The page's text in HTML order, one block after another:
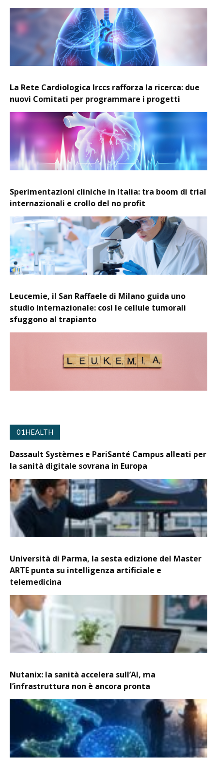
La Rete Cardiologica Irccs rafforza la ricerca: due
nuovi Comitati per programmare i progetti
Sperimentazioni cliniche in Italia: tra boom di trial
internazionali e crollo del no profit
Leucemie, il San Raffaele di Milano guida uno
studio internazionale: così le cellule tumorali
sfuggono al trapianto
01HEALTH
Dassault Systèmes e PariSanté Campus alleati per
la sanità digitale sovrana in Europa
Università di Parma, la sesta edizione del Master
ARTE punta su intelligenza artificiale e
telemedicina
Nutanix: la sanità accelera sull’AI, ma
l’infrastruttura non è ancora pronta